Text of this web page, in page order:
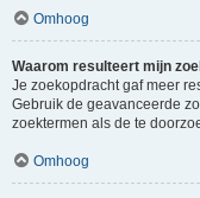
Omhoog
Waarom resulteert mijn
Je zoekopdracht gaf meer
Gebruik de geavanceerde
zoektermen als de te
Omhoog